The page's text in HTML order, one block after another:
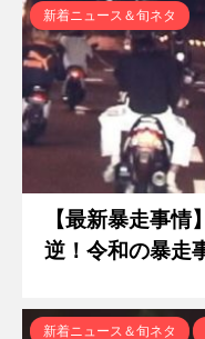
新着ニュース＆旬ネタ
【最新暴走事
逆！令和の暴走
新着ニュース＆旬ネタ